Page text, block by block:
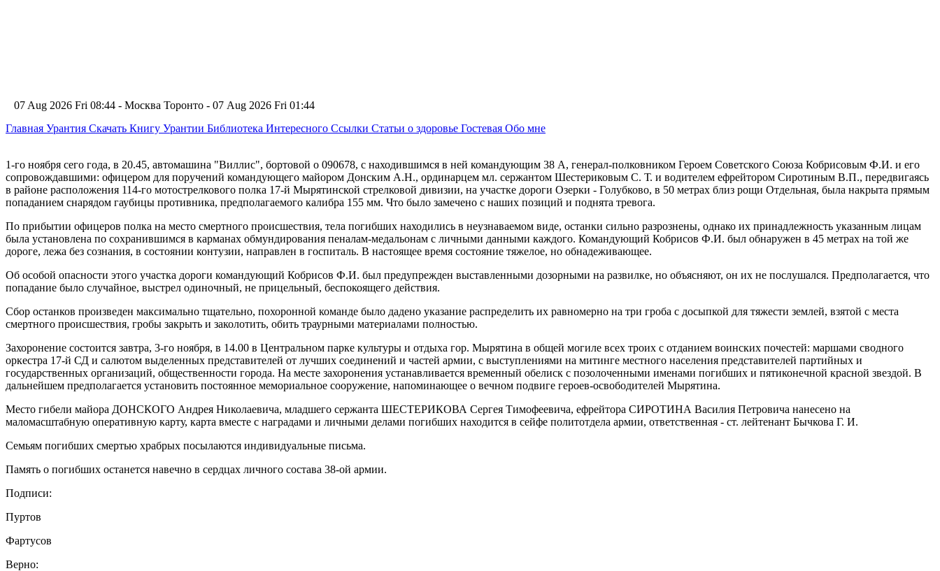
07 Aug 2026 Fri 08:44 - Москва Торонто - 07 Aug 2026 Fri 01:44
Главная Урантия Скачать Книгу Урантии Библиотека Интересного Ссылки Статьи о здоровье Гостевая Обо мне
1-го ноября сего года, в 20.45, автомашина "Виллис", бортовой o 090678, с находившимся в ней командующим 38 А, генерал-полковником Героем Советского Союза Кобрисовым Ф.И. и его
сопровождавшими: офицером для поручений командующего майором Донским А.Н., ординарцем мл. сержантом Шестериковым С. Т. и водителем ефрейтором Сиротиным В.П., передвигаясь
в районе расположения 114-го мотострелкового полка 17-й Мырятинской стрелковой дивизии, на участке дороги Озерки - Голубково, в 50 метрах близ рощи Отдельная, была накрыта прямым
попаданием снарядом гаубицы противника, предполагаемого калибра 155 мм. Что было замечено с наших позиций и поднята тревога.
По прибытии офицеров полка на место смертного происшествия, тела погибших находились в неузнаваемом виде, останки сильно разрознены, однако их принадлежность указанным лицам
была установлена по сохранившимся в карманах обмундирования пеналам-медальонам с личными данными каждого. Командующий Кобрисов Ф.И. был обнаружен в 45 метрах на той же
дороге, лежа без сознания, в состоянии контузии, направлен в госпиталь. В настоящее время состояние тяжелое, но обнадеживающее.
Об особой опасности этого участка дороги командующий Кобрисов Ф.И. был предупрежден выставленными дозорными на развилке, но объясняют, он их не послушался. Предполагается, что
попадание было случайное, выстрел одиночный, не прицельный, беспокоящего действия.
Сбор останков произведен максимально тщательно, похоронной команде было дадено указание распределить их равномерно на три гроба с досыпкой для тяжести землей, взятой с места
смертного происшествия, гробы закрыть и заколотить, обить траурными материалами полностью.
Захоронение состоится завтра, 3-го ноября, в 14.00 в Центральном парке культуры и отдыха гор. Мырятина в общей могиле всех троих с отданием воинских почестей: маршами сводного
оркестра 17-й СД и салютом выделенных представителей от лучших соединений и частей армии, с выступлениями на митинге местного населения представителей партийных и
государственных организаций, общественности города. На месте захоронения устанавливается временный обелиск с позолоченными именами погибших и пятиконечной красной звездой. В
дальнейшем предполагается установить постоянное мемориальное сооружение, напоминающее о вечном подвиге героев-освободителей Мырятина.
Место гибели майора ДОНСКОГО Андрея Николаевича, младшего сержанта ШЕСТЕРИКОВА Сергея Тимофеевича, ефрейтора СИРОТИНА Василия Петровича нанесено на
маломасштабную оперативную карту, карта вместе с наградами и личными делами погибших находится в сейфе политотдела армии, ответственная - ст. лейтенант Бычкова Г. И.
Семьям погибших смертью храбрых посылаются индивидуальные письма.
Память о погибших останется навечно в сердцах личного состава 38-ой армии.
Подписи:
Пуртов
Фартусов
Верно: